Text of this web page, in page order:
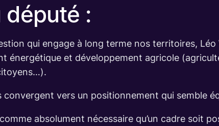
député :
qui engage à long terme nos territoires,
énergétique et développement agricole
vers un positionnement qui semble
absolument nécessaire qu’un cadre soit